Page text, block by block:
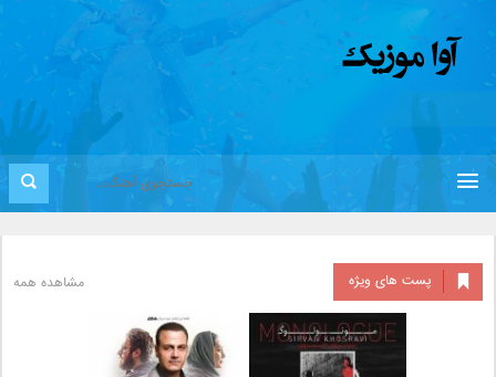
پست های ویژه مشاهده همه